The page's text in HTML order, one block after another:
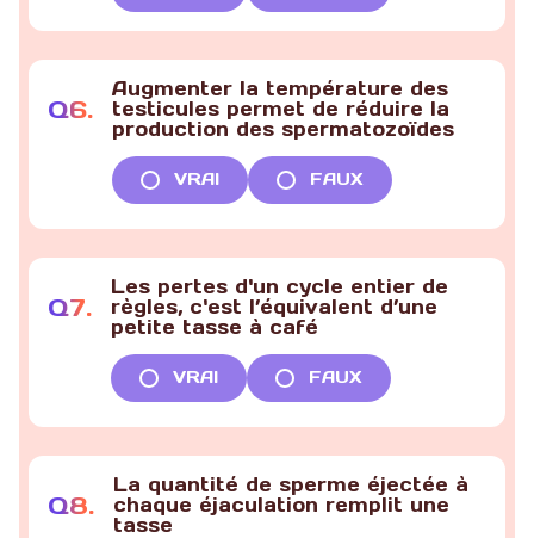
Q6.
Augmenter la température des
testicules permet de réduire la
production des spermatozoïdes
VRAI FAUX
Q7.
Les pertes d'un cycle entier de
règles, c'est l’équivalent d’une
petite tasse à café
VRAI FAUX
Q8.
La quantité de sperme éjectée à
chaque éjaculation remplit une
tasse